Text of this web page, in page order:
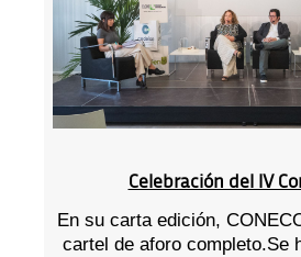
Celebración del IV
En su carta edición,
cartel de aforo completo.Se